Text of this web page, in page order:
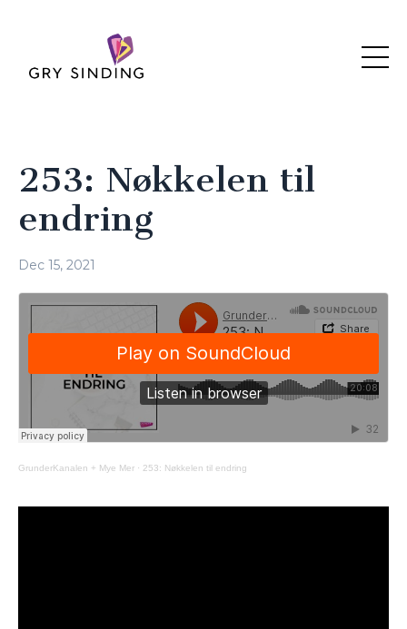
253: Nøkkelen til
endring
Dec 15, 2021
GrunderKanalen + Mye Mer · 253: Nøkkelen til endring